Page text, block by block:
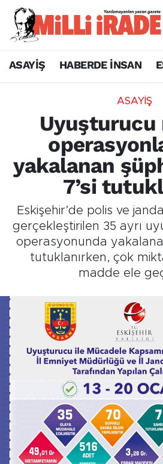
ASAYİŞ HABERDE İNSAN
ASAYİŞ
Uyuşturucu
yakalanan
7’si
Eskişehir’de polis ve
gerçekleştirilen 35 ayrı
operasyonunda
tutuklanırken, çok
madde ele